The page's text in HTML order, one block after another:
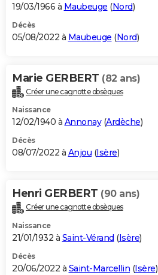
19/03/1966 à Maubeuge (Nord)
Décès
05/08/2022 à Maubeuge (Nord)
Marie GERBERT (82 ans)
Créer une cagnotte obsèques
Naissance
12/02/1940 à Annonay(Ardèche)
Décès
08/07/2022 à Anjou (Isère)
Henri GERBERT (90 ans)
Créer une cagnotte obsèques
Naissance
21/01/1932 à Saint-Vérand (Isère)
Décès
20/06/2022 à Saint-Marcellin (Isère)